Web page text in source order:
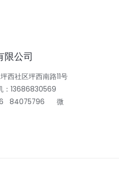
限公司
道坪西社区坪西南路11号
84075796 微